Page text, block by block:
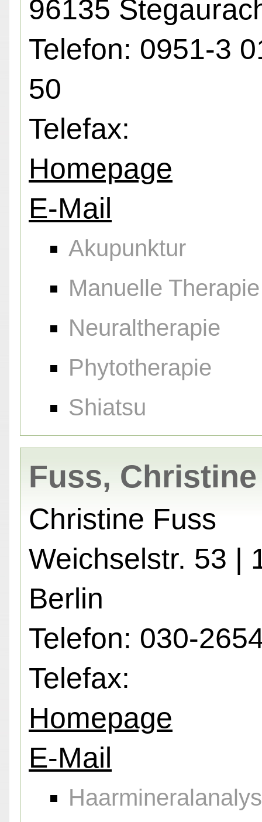
96135
Telefon: 0951-3
50
Telefax:
Homepage
E-Mail
Akupunktur
Manuelle Therapie
Neuraltherapie
Phytotherapie
Shiatsu
Fuss, Christine
Christine Fuss
Weichselstr. 53 |
Berlin
Telefon: 030-
Telefax:
Homepage
E-Mail